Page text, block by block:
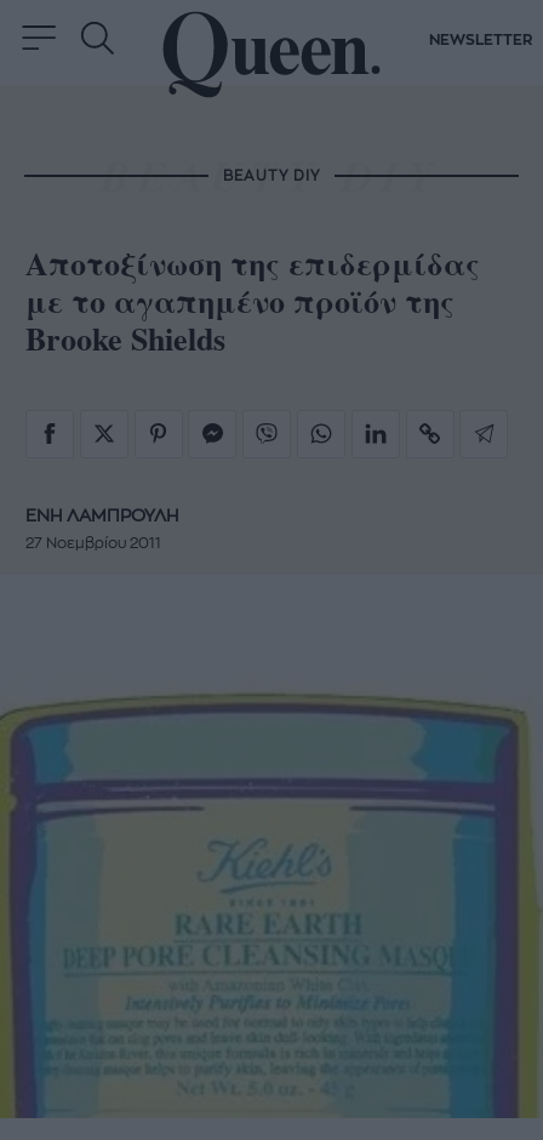
NEWSLETTER
BEAUTY DIY
Αποτοξίνωση της επιδερμίδας
με το αγαπημένο προϊόν της
Brooke Shields
ΕΝΗ ΛΑΜΠΡΟΥΛΗ
27 Νοεμβρίου 2011